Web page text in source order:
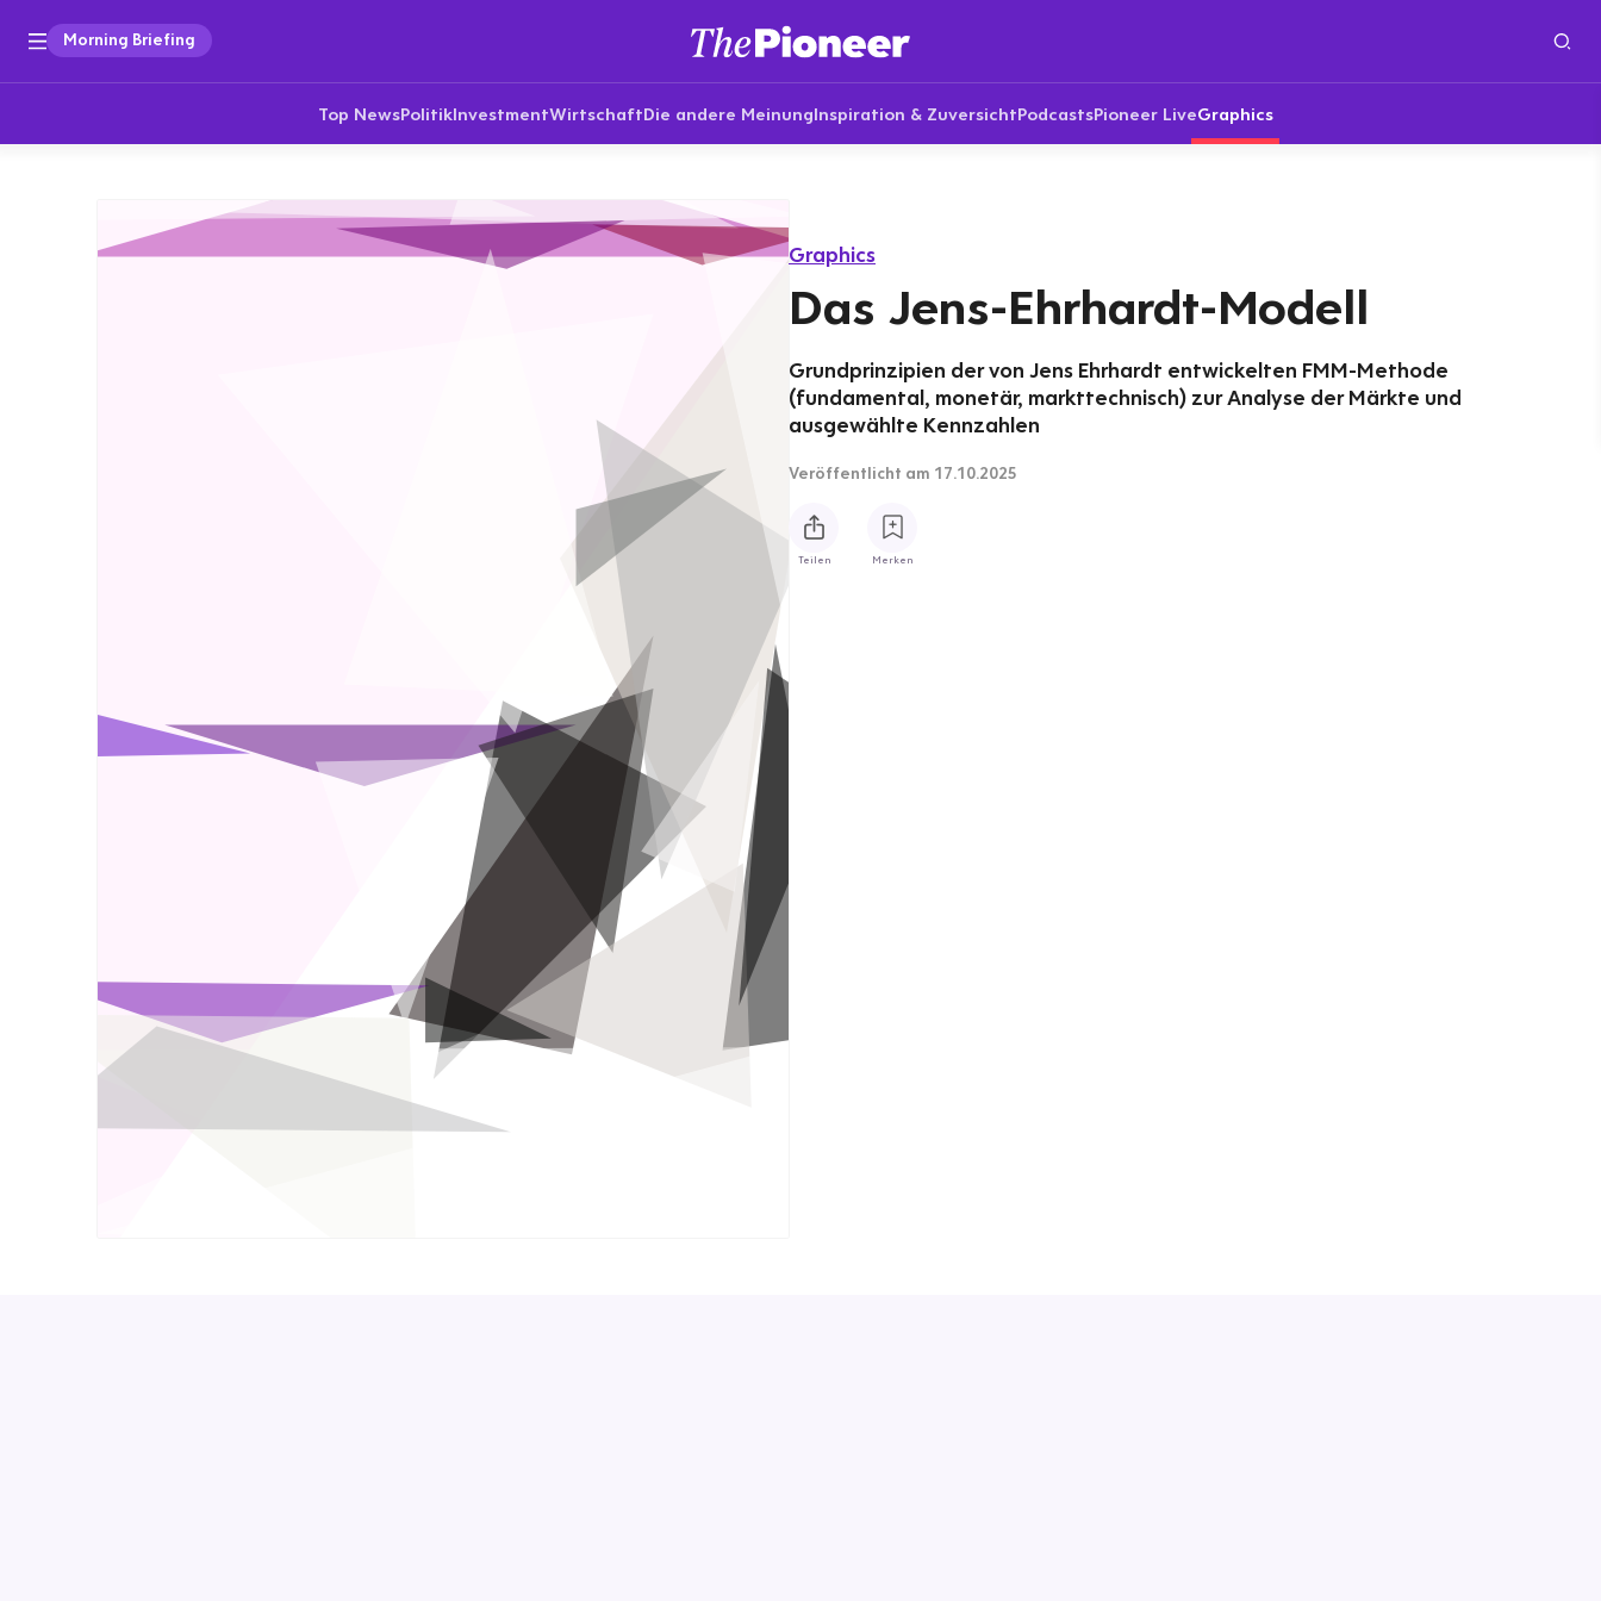
Morning Briefing
Top NewsPolitikInvestmentWirtschaftDie andere MeinungInspiration & ZuversichtPodcastsPioneer LiveGraphics
Graphics
Das Jens-Ehrhardt-Modell
Grundprinzipien der von Jens Ehrhardt entwickelten FMM-Methode
(fundamental, monetär, markttechnisch) zur Analyse der Märkte und
ausgewählte Kennzahlen
Veröffentlicht am 17.10.2025
Teilen Merken